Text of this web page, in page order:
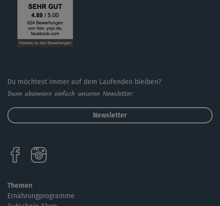
Du möchtest immer auf dem Laufenden bleiben?
Dann abonniere einfach unseren Newsletter:
Newsletter
Themen
Ernährungprogramme